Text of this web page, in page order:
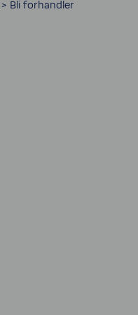
> Bli forhandler